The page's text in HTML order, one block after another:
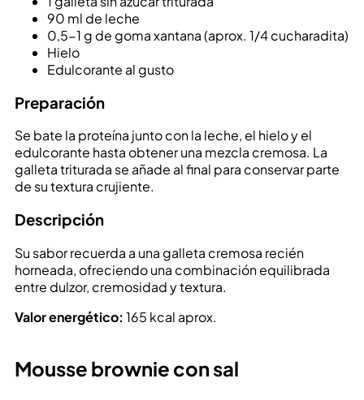
90 ml de leche
0,5-1 g de goma xantana (aprox. 1/4 cucharadita)
Hielo
Edulcorante al gusto
Preparación
Se bate la proteína junto con la leche, el hielo y el
edulcorante hasta obtener una mezcla cremosa. La
galleta triturada se añade al final para conservar parte
de su textura crujiente.
Descripción
Su sabor recuerda a una galleta cremosa recién
horneada, ofreciendo una combinación equilibrada
entre dulzor, cremosidad y textura.
Valor energético: 165 kcal aprox.
Mousse brownie con sal